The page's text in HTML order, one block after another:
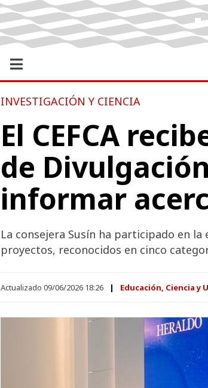
INVESTIGACIÓN Y CIENCIA
El CEFCA
de
informar
La consejera Susín ha participado en
proyectos, reconocidos en cinco
Actualizado 09/06/2026 18:26 Educación, Ciencia y